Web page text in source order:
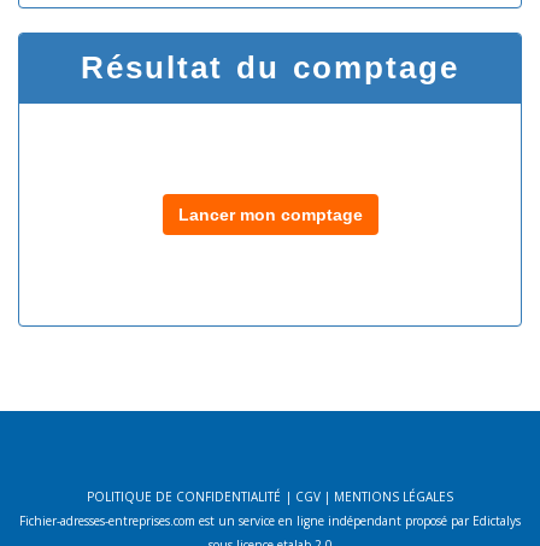
Résultat du comptage
Lancer mon comptage
POLITIQUE DE CONFIDENTIALITÉ | CGV | MENTIONS LÉGALES
Fichier-adresses-entreprises.com est un service en ligne indépendant proposé par Edictalys